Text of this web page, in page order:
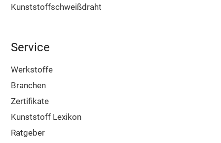
Kunststoffschweißdraht
Service
Werkstoffe
Branchen
Zertifikate
Kunststoff Lexikon
Ratgeber